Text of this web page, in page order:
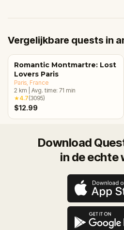
Vergelijkbare quests in
Romantic Montmartre: Lost
Lovers Paris
Paris , France
2 km Avg. time: 71 min
★4.7(3095)
$12.99
Download
in de echte